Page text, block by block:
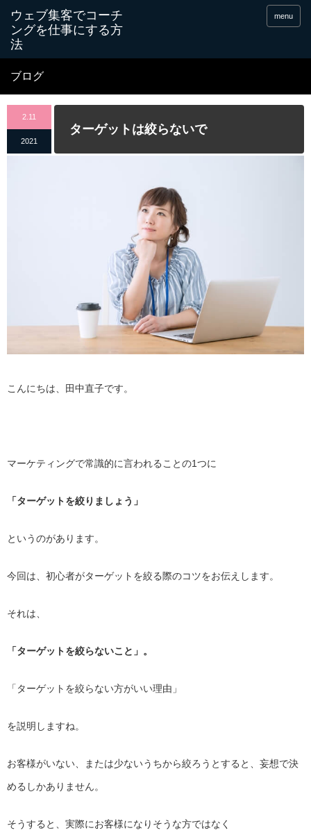
menu
ブログ
2.11
2021
ターゲットは絞らないで
こんにちは、田中直子です。
マーケティングで常識的に言われることの1つに
「ターゲットを絞りましょう」
というのがあります。
今回は、初心者がターゲットを絞る際のコツをお伝えします。
それは、
「ターゲットを絞らないこと」。
「ターゲットを絞らない方がいい理由」
を説明しますね。
お客様がいない、または少ないうちから絞ろうとすると、 妄想で決
めるしかありません。
そうすると、実際にお客様になりそうな方ではなく